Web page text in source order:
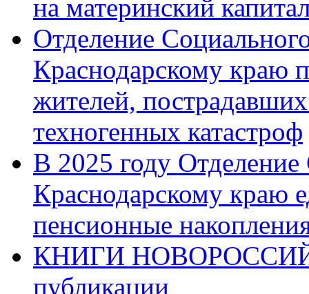
на материнский
Отделение
Краснодарскому краю
жителей,
техногенных катастроф
В 2025 году
Краснодарскому краю
пенсионные
КНИГИ
публикации